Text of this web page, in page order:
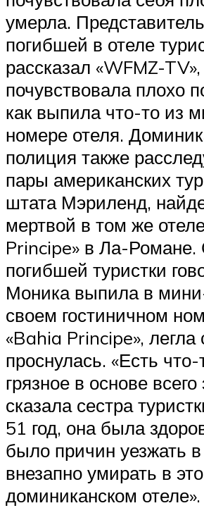
умерла.
погибшей в отеле
рассказал «WFMZ-
почувствовала плохо
как выпила что-то из
номере отеля.
полиция также
пары американских
штата Мэриленд,
мертвой в том же
Principe» в Ла-Романе.
погибшей туристки
Моника выпила в
своем гостиничном
«Bahia Principe», легла
проснулась. «Есть
грязное в основе всего
сказала сестра
51 год, она была
было причин уезжать в
внезапно умирать в
доминиканском отеле».